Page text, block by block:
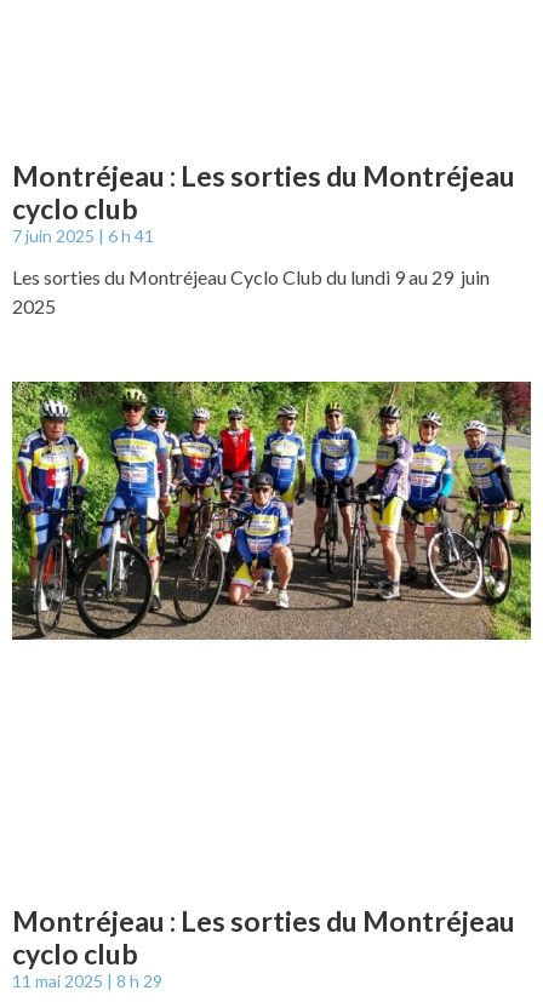
Montréjeau : Les sorties du Montréjeau
cyclo club
7 juin 2025 6 h 41
Les sorties du Montréjeau Cyclo Club du lundi 9 au 29 juin
2025
Montréjeau : Les sorties du Montréjeau
cyclo club
11 mai 2025 8 h 29